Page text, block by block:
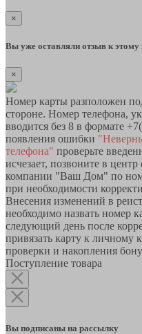
×
Вы уже оставляли отзыв к этому
×
Номер карты разположен
стороне. Номер телефона,
вводится без 8 в формате
появления ошибки
телефона" проверьте
исчезает, позвоните в
компании "Ваш Дом" по
при необходимости
Внесения изменений в
необходимо назвать номер
следующий день после
привязать карту к личному
проверки и накопления
Поступление товара
Вы подписаны на рассылку